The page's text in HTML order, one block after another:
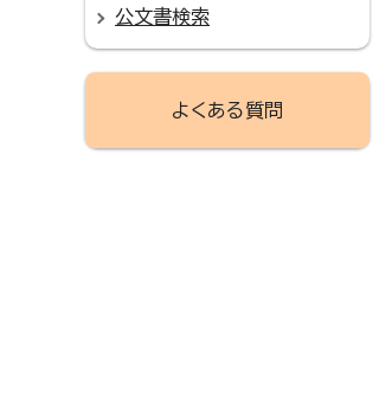
公文書検索
よくある質問